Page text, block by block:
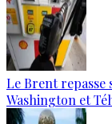
Le Brent repasse
Washington et